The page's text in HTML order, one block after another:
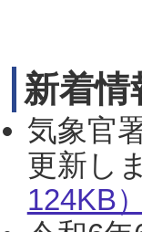
新着情
気象官
更新し
124KB）